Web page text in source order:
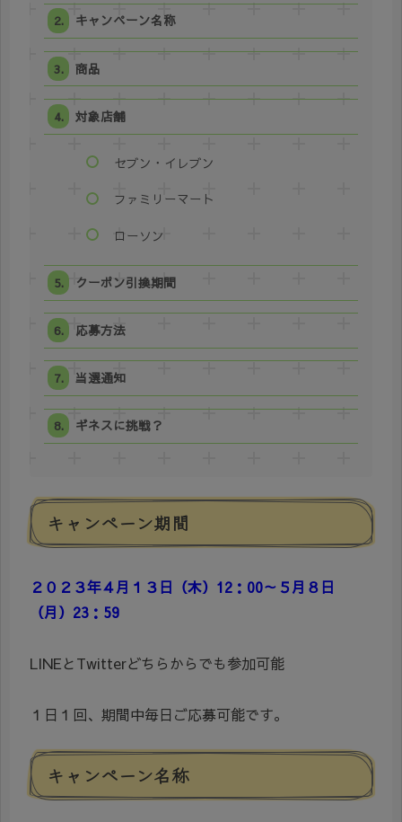
キャンペーン名称
商品
対象店舗
セブン・イレブン
ファミリーマート
ローソン
クーポン引換期間
応募方法
当選通知
ギネスに挑戦？
キャンペーン期間
２０２３年４月１３日（木）12：00～５月８日
（月）23：59
LINEとTwitterどちらからでも参加可能
１日１回、期間中毎日ご応募可能です。
キャンペーン名称